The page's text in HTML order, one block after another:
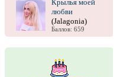
Крылья моей
любви
(Jalagonia)
Баллов: 659